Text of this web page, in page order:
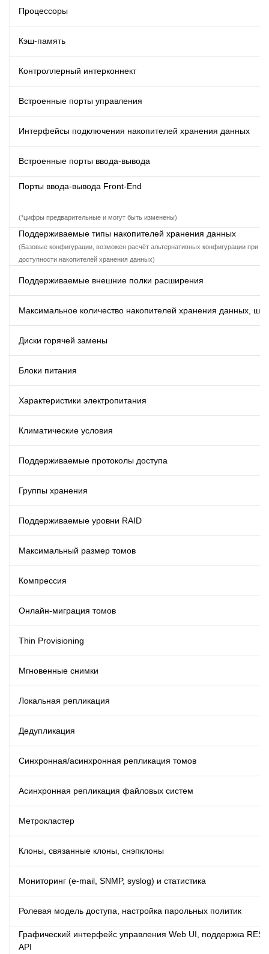
Процессоры
Кэш-память
Контроллерный интерконнект
Встроенные порты управления
Интерфейсы подключения накопителей хранения данных
Встроенные порты ввода-вывода
Порты ввода-вывода Front-End
(*цифры предварительные и могут быть изменены)
Поддерживаемые типы накопителей хранения данных
(Базовые конфигурации, возможен расчёт альтернативных конфигурации при
доступности накопителей хранения данных)
Поддерживаемые внешние полки расширения
Максимальное количество накопителей хранения данных, шт
Диски горячей замены
Блоки питания
Характеристики электропитания
Климатические условия
Поддерживаемые протоколы доступа
Группы хранения
Поддерживаемые уровни RAID
Максимальный размер томов
Компрессия
Онлайн-миграция томов
Thin Provisioning
Мгновенные снимки
Локальная репликация
Дедупликация
Синхронная/асинхронная репликация томов
Асинхронная репликация файловых систем
Метрокластер
Клоны, связанные клоны, снэпклоны
Мониторинг (e-mail, SNMP, syslog) и статистика
Ролевая модель доступа, настройка парольных политик
Графический интерфейс управления Web UI, поддержка REST
API